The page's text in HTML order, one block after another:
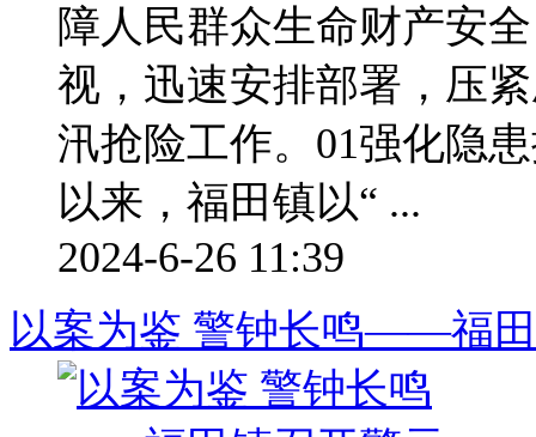
障人民群众生命财产安
视，迅速安排部署，压
汛抢险工作。01强化隐
以来，福田镇以“ ...
2024-6-26 11:39
以案为鉴 警钟长鸣——福